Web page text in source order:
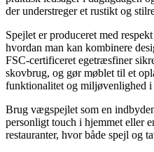
der understreger et rustikt og
Spejlet er produceret med
hvordan man kan kombinere
FSC-certificeret egetræsfiner
skovbrug, og gør møblet til et
funktionalitet og miljøvenlighed i
Brug vægspejlet som en
personligt touch i hjemmet eller
restauranter, hvor både spejl og